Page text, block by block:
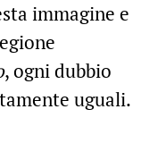
immagine e
, ogni dubbio
uguali.